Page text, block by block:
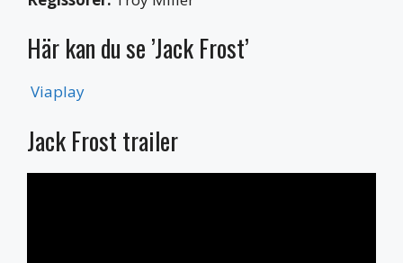
Här kan du se ’Jack Frost’
Viaplay
Jack Frost trailer